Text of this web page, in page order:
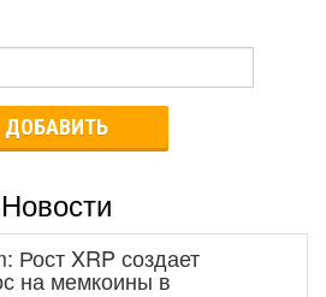
ДОБАВИТЬ
Новости
Рост XRP создает
на мемкоины в